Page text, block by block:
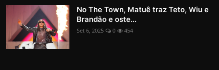
No The Town, Matuê traz Teto, Wiu e
Brandão e oste...
Set 6, 2025 0 454